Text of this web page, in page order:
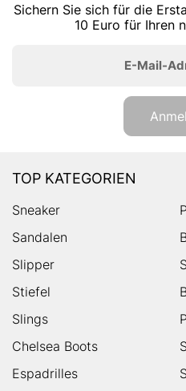
Sichern Sie sich für die
10 Euro für Ihren
E-Mail-
TOP KATEGORIEN
Sneaker
Sandalen
Slipper
Stiefel
Slings
Chelsea Boots
Espadrilles